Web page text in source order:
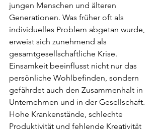
jungen Menschen und älteren
Generationen. Was früher oft als
individuelles Problem abgetan wurde,
erweist sich zunehmend als
gesamtgesellschaftliche Krise.
Einsamkeit beeinflusst nicht nur das
persönliche Wohlbefinden, sondern
gefährdet auch den Zusammenhalt in
Unternehmen und in der Gesellschaft.
Hohe Krankenstände, schlechte
Produktivität und fehlende Kreativität